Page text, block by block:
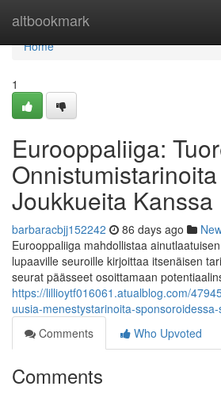
altbookmark
Home
Home
1
Eurooppaliiga:
Joukkueita Kanssa
barbaracbjj152242 86 days ago
Eurooppaliiga mahdollistaa
lupaaville seuroille kirjoittaa itsenäisen
seurat päässeet osoittamaan
https://lillioytf016061.atualblog.com/
uusia-menestystarinoita-
Comments
Who Upvoted
Comments